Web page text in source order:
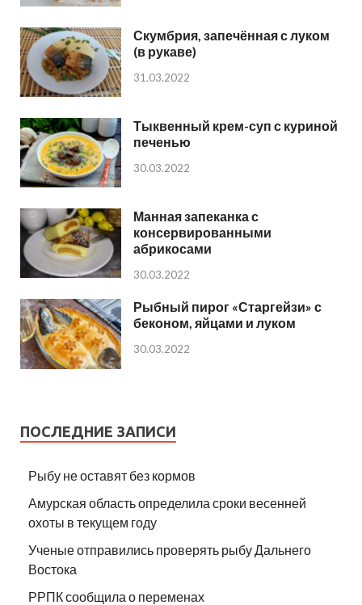
Скумбрия, запечённая с луком
(в рукаве)
31.03.2022
Тыквенный крем-суп с куриной
печенью
30.03.2022
Манная запеканка с
консервированными
абрикосами
30.03.2022
Рыбный пирог «Старгейзи» с
беконом, яйцами и луком
30.03.2022
ПОСЛЕДНИЕ ЗАПИСИ
Рыбу не оставят без кормов
Амурская область определила сроки весенней
охоты в текущем году
Ученые отправились проверять рыбу Дальнего
Востока
РРПК сообщила о переменах